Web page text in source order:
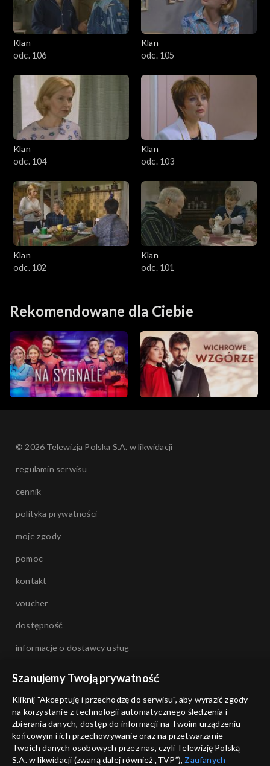
Klan
odc. 106
Klan
odc. 105
Klan
odc. 104
Klan
odc. 103
Klan
odc. 102
Klan
odc. 101
Rekomendowane dla Ciebie
© 2026 Telewizja Polska S.A. w likwidacji
regulamin serwisu
cennik
polityka prywatności
moje zgody
pomoc
kontakt
voucher
dostępność
informacje o dostawcy usług
Szanujemy Twoją prywatność
Kliknij "Akceptuję i przechodzę do serwisu", aby wyrazić zgody
na korzystanie z technologii automatycznego śledzenia i
zbierania danych, dostęp do informacji na Twoim urządzeniu
końcowym i ich przechowywanie oraz na przetwarzanie
Twoich danych osobowych przez nas, czyli Telewizję Polską
S.A. w likwidacji (zwaną dalej również „TVP”), Zaufanych